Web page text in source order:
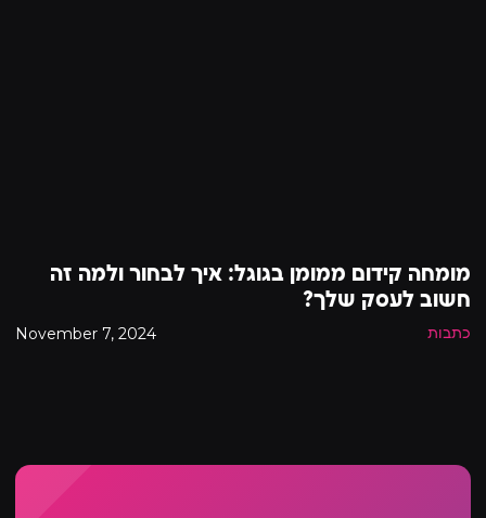
מומחה קידום ממומן בגוגל: איך לבחור ולמה זה
חשוב לעסק שלך?
כתבות November 7, 2024